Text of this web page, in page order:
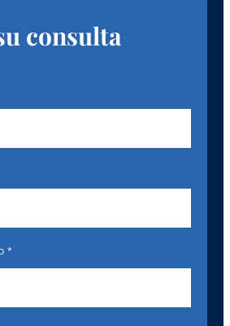
consulta
*